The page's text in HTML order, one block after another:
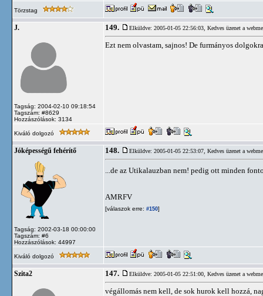
Törzstag
J.
Tagság: 2004-02-10 09:18:54
Tagszám: #8629
Hozzászólások: 3134
149. Elküldve: 2005-01-05 22:56:03, Kedves üzenet a
Ezt nem olvastam, sajnos! De furmányos
Kiváló dolgozó
Jóképességű fehérítő
Tagság: 2002-03-18 00:00:00
Tagszám: #6
Hozzászólások: 44997
148. Elküldve: 2005-01-05 22:53:07, Kedves üzenet a
...de az Utikalauzban nem! pedig ott minden
AMRFV
[válaszok erre: #150]
Kiváló dolgozó
Szita2 147. Elküldve: 2005-01-05 22:51:00, Kedves üzenet a
végállomás nem kell, de sok hurok kell hozzá,